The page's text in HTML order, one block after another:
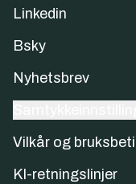
Linkedin
Bsky
Nyhetsbrev
Vilkår og
KI-retningslinjer